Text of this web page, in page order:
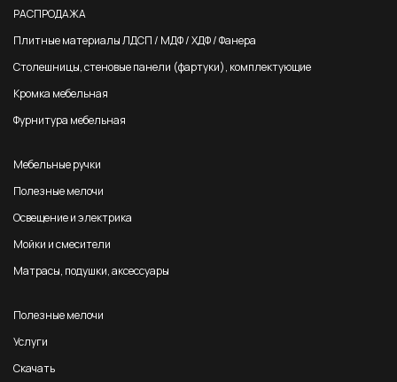
РАСПРОДАЖА
Плитные материалы ЛДСП / МДФ / ХДФ / Фанера
Столешницы, стеновые панели (фартуки), комплектующие
Кромка мебельная
Фурнитура мебельная
Мебельные ручки
Полезные мелочи
Освещение и электрика
Мойки и смесители
Матрасы, подушки, аксессуары
Полезные мелочи
Услуги
Скачать